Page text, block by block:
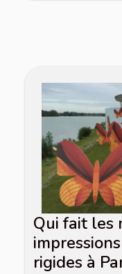
Qui fait les
rigides à